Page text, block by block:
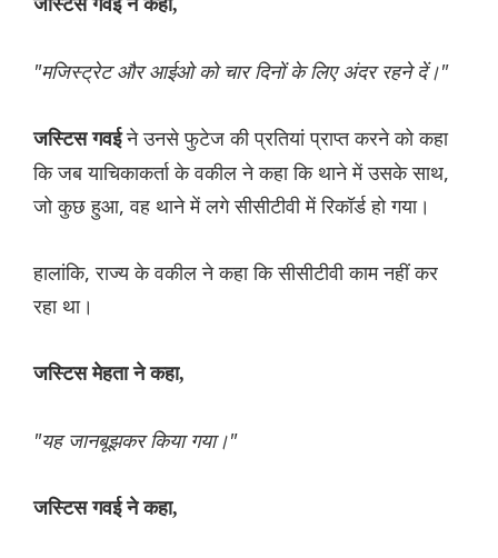
जस्टिस गवई ने कहा,
"मजिस्ट्रेट और आईओ को चार दिनों के लिए अंदर रहने दें।"
जस्टिस गवईने उनसे फुटेज की प्रतियां प्राप्त करने को कहा
कि जब याचिकाकर्ता के वकील ने कहा कि थाने में उसके साथ,
जो कुछ हुआ, वह थाने में लगे सीसीटीवी में रिकॉर्ड हो गया।
हालांकि, राज्य के वकील ने कहा कि सीसीटीवी काम नहीं कर
रहा था।
जस्टिस मेहता ने कहा,
"यह जानबूझकर किया गया।"
जस्टिस गवई ने कहा,